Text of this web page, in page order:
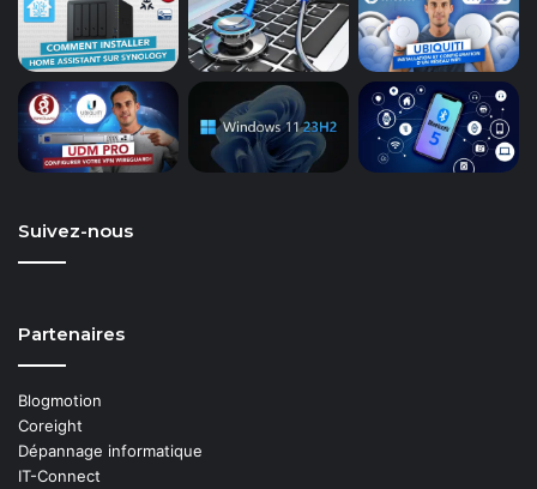
Suivez-nous
Partenaires
Blogmotion
Coreight
Dépannage informatique
IT-Connect